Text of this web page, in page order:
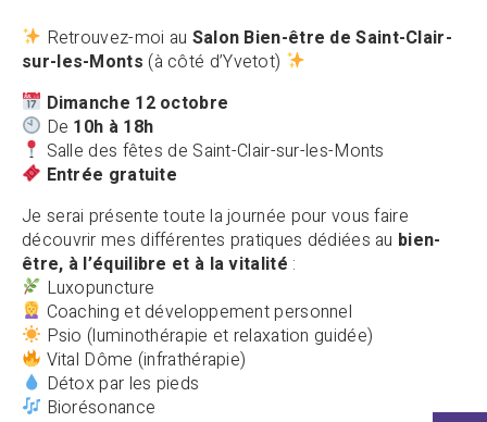
Retrouvez-moi au Salon Bien-être de Saint-Clair-
sur-les-Monts (à côté d’Yvetot)
Dimanche 12 octobre
De 10h à 18h
Salle des fêtes de Saint-Clair-sur-les-Monts
Entrée gratuite
Je serai présente toute la journée pour vous faire
découvrir mes différentes pratiques dédiées au bien-
être, à l’équilibre et à la vitalité :
Luxopuncture
Coaching et développement personnel
Psio (luminothérapie et relaxation guidée)
Vital Dôme (infrathérapie)
Détox par les pieds
Biorésonance